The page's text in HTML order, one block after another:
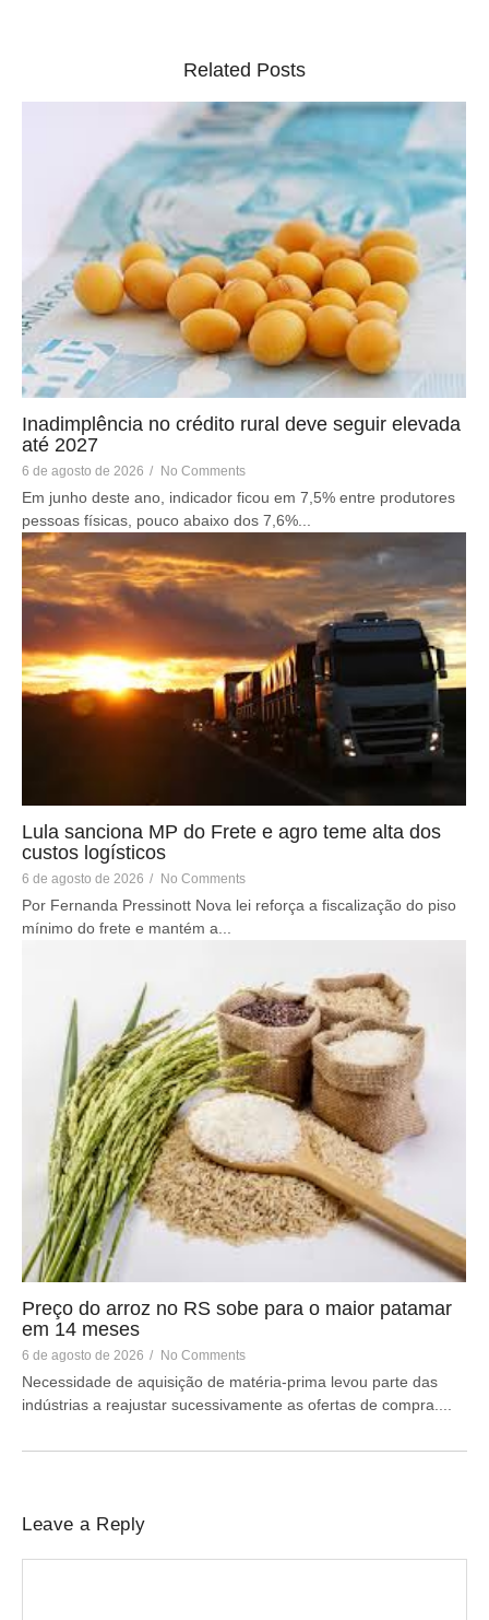
Related Posts
Inadimplência no crédito rural deve seguir elevada
até 2027
6 de agosto de 2026 / No Comments
Em junho deste ano, indicador ficou em 7,5% entre produtores
pessoas físicas, pouco abaixo dos 7,6%...
Lula sanciona MP do Frete e agro teme alta dos
custos logísticos
6 de agosto de 2026 / No Comments
Por Fernanda Pressinott Nova lei reforça a fiscalização do piso
mínimo do frete e mantém a...
Preço do arroz no RS sobe para o maior patamar
em 14 meses
6 de agosto de 2026 / No Comments
Necessidade de aquisição de matéria-prima levou parte das
indústrias a reajustar sucessivamente as ofertas de compra....
Leave a Reply